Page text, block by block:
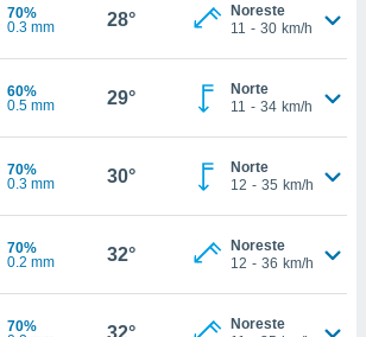
70%
0.3 mm
28°
Noreste
11 - 30 km/h
60%
0.5 mm
29°
Norte
11 - 34 km/h
70%
0.3 mm
30°
Norte
12 - 35 km/h
70%
0.2 mm
32°
Noreste
12 - 36 km/h
70%
32°
Noreste